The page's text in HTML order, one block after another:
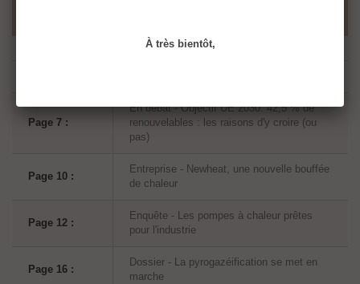
Page 7 :
En débat - Objectif UE 2030. 42,5 % de
renouvelables : les raisons d'y croire (ou
pas)
Page 10 :
Entreprise - Newheat, une nouvelle bouffée
de chaleur
Page 12 :
Enquête - Les pompes à chaleur prêtes
pour l'industrie
Page 16 :
Dossier - La pyrogazéification se met en
marche
À très bientôt,